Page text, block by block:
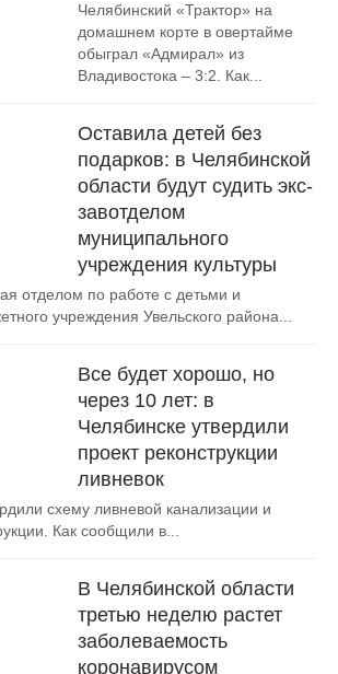
Челябинский «Трактор» на
домашнем корте в овертайме
обыграл «Адмирал» из
Владивостока – 3:2. Как...
Оставила детей без
подарков: в Челябинской
области будут судить экс-
завотделом
муниципального
учреждения культуры
отделом по работе с детьми и
учреждения Увельского района...
Все будет хорошо, но
через 10 лет: в
Челябинске утвердили
проект реконструкции
ливневок
схему ливневой канализации и
Как сообщили в...
В Челябинской области
третью неделю растет
заболеваемость
коронавирусом